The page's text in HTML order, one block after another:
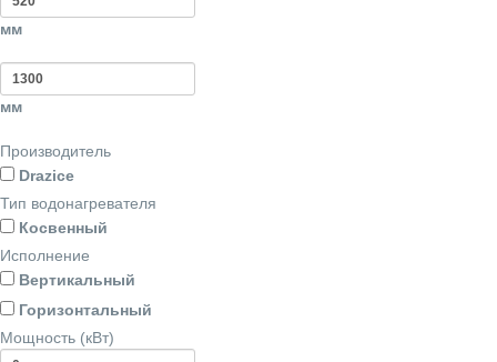
мм
мм
Производитель
Drazice
Тип водонагревателя
Косвенный
Исполнение
Вертикальный
Горизонтальный
Мощность (кВт)